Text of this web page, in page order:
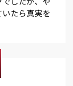
たら真実を